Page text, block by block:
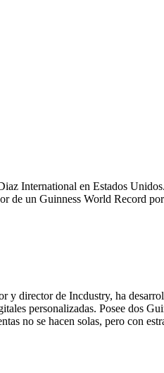
International en Estados
de un Guinness World Record
y director de Incdustry, ha
personalizadas. Posee dos
no se hacen solas, pero con